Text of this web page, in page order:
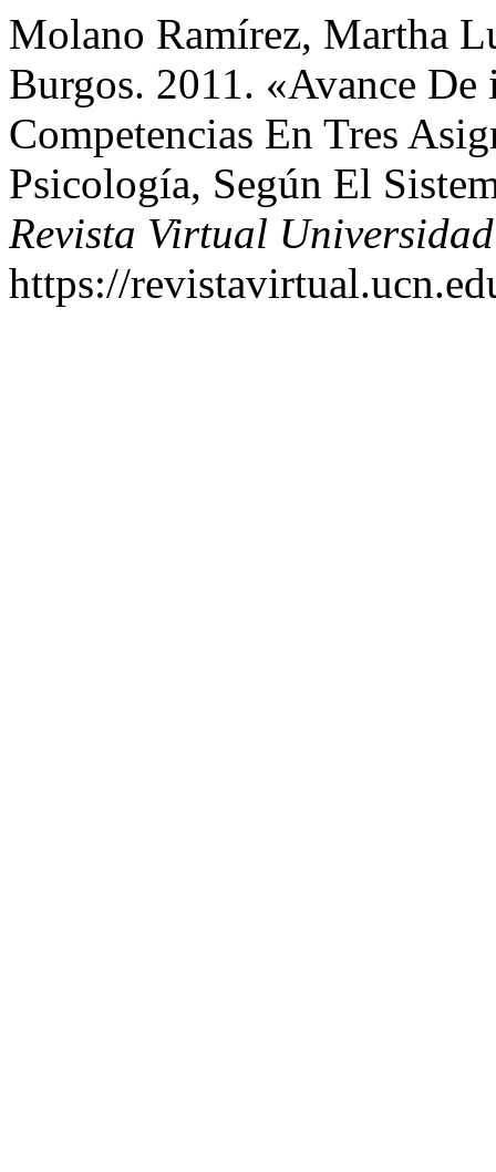
Molano Ramírez, Martha
Burgos. 2011. «Avance
Competencias En Tres
Psicología, Según El
Revista Virtual
https://